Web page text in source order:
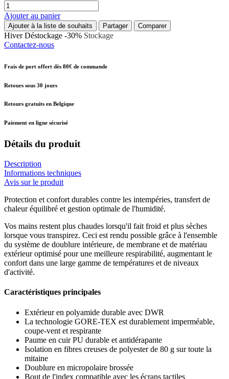
Ajouter au panier
Ajouter à la liste de souhaits Partager Comparer
Hiver Déstockage -30% Stockage
Contactez-nous
Frais de port offert dès 80€ de commande
Retours sous 30 jours
Retours gratuits en Belgique
Paiement en ligne sécurisé
Détails du produit
Description
Informations techniques
Avis sur le produit
Protection et confort durables contre les intempéries, transfert de
chaleur équilibré et gestion optimale de l'humidité.
Vos mains restent plus chaudes lorsqu'il fait froid et plus sèches
lorsque vous transpirez. Ceci est rendu possible grâce à l'ensemble
du système de doublure intérieure, de membrane et de matériau
extérieur optimisé pour une meilleure respirabilité, augmentant le
confort dans une large gamme de températures et de niveaux
d'activité.
Caractéristiques principales
Extérieur en polyamide durable avec DWR
La technologie GORE-TEX est durablement imperméable,
coupe-vent et respirante
Paume en cuir PU durable et antidérapante
Isolation en fibres creuses de polyester de 80 g sur toute la
mitaine
Doublure en micropolaire brossée
Bout de l'index compatible avec les écrans tactiles